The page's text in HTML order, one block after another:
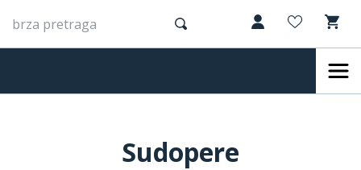
Sudopere